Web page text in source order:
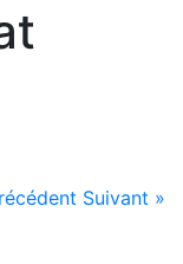
Suivant »